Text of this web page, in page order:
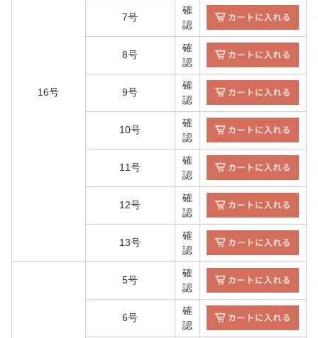
16号
7号
確
認
8号
確
認
9号
確
認
10号
確
認
11号
確
認
12号
確
認
13号
確
認
5号
確
認
6号
確
認